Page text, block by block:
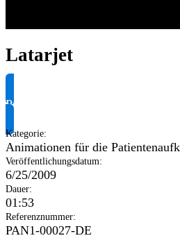
Latarjet
Produktinformationen anfragen
Kategorie:
Animationen für die
Veröffentlichungsdatum:
6/25/2009
Dauer:
01:53
Referenznummer:
PAN1-00027-DE